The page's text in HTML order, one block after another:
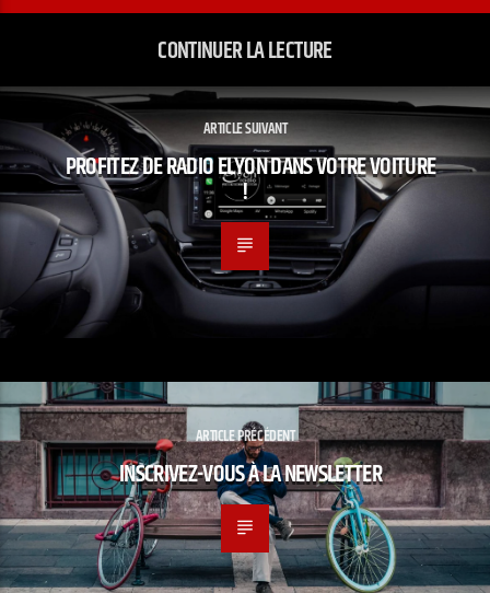
CONTINUER LA LECTURE
ARTICLE SUIVANT
PROFITEZ DE RADIO ELYON DANS VOTRE VOITURE
!
ARTICLE PRÉCÉDENT
INSCRIVEZ-VOUS À LA NEWSLETTER